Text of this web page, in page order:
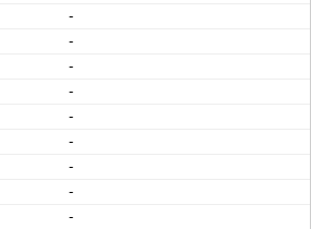
-
-
-
-
-
-
-
-
-